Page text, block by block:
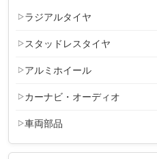
ラジアルタイヤ
スタッドレスタイヤ
アルミホイール
カーナビ・オーディオ
車両部品